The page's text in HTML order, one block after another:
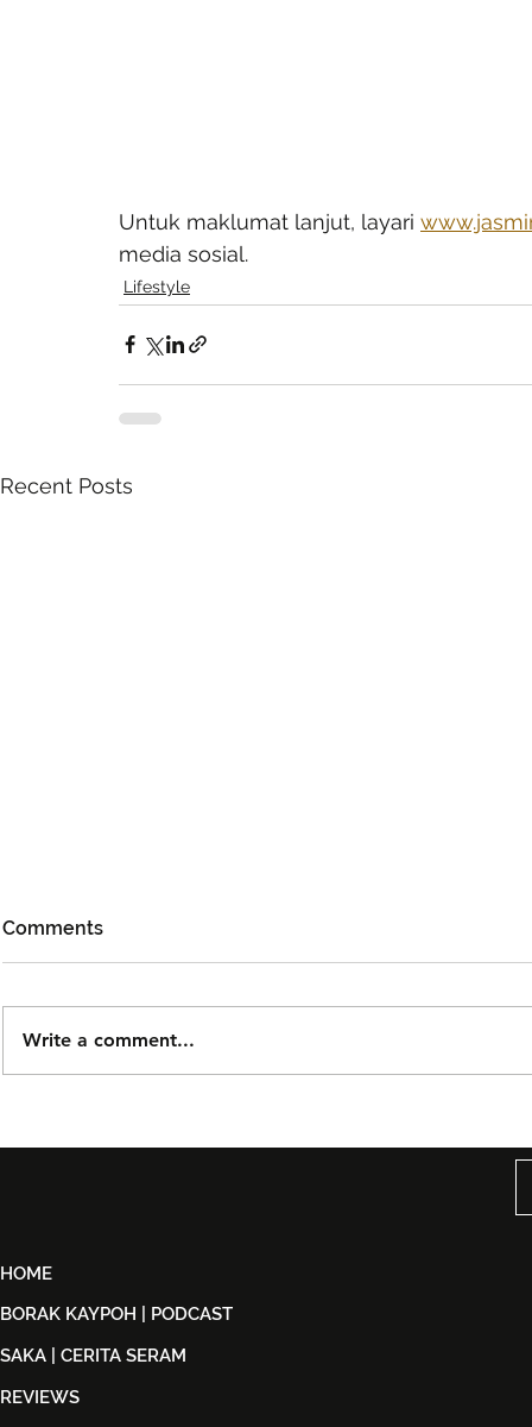
Untuk maklumat lanjut, layari
media sosial.
Lifestyle
Recent Posts
Identiti
Comments
Write a comment...
HOME
BORAK KAYPOH | PODCAST
SAKA | CERITA SERAM
REVIEWS